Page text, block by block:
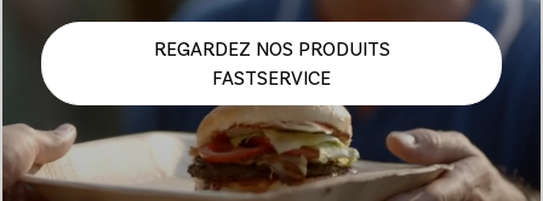
REGARDEZ NOS PRODUITS
FASTSERVICE